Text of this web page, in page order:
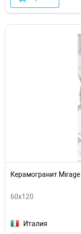
Керамогранит Mirage
60x120
Италия